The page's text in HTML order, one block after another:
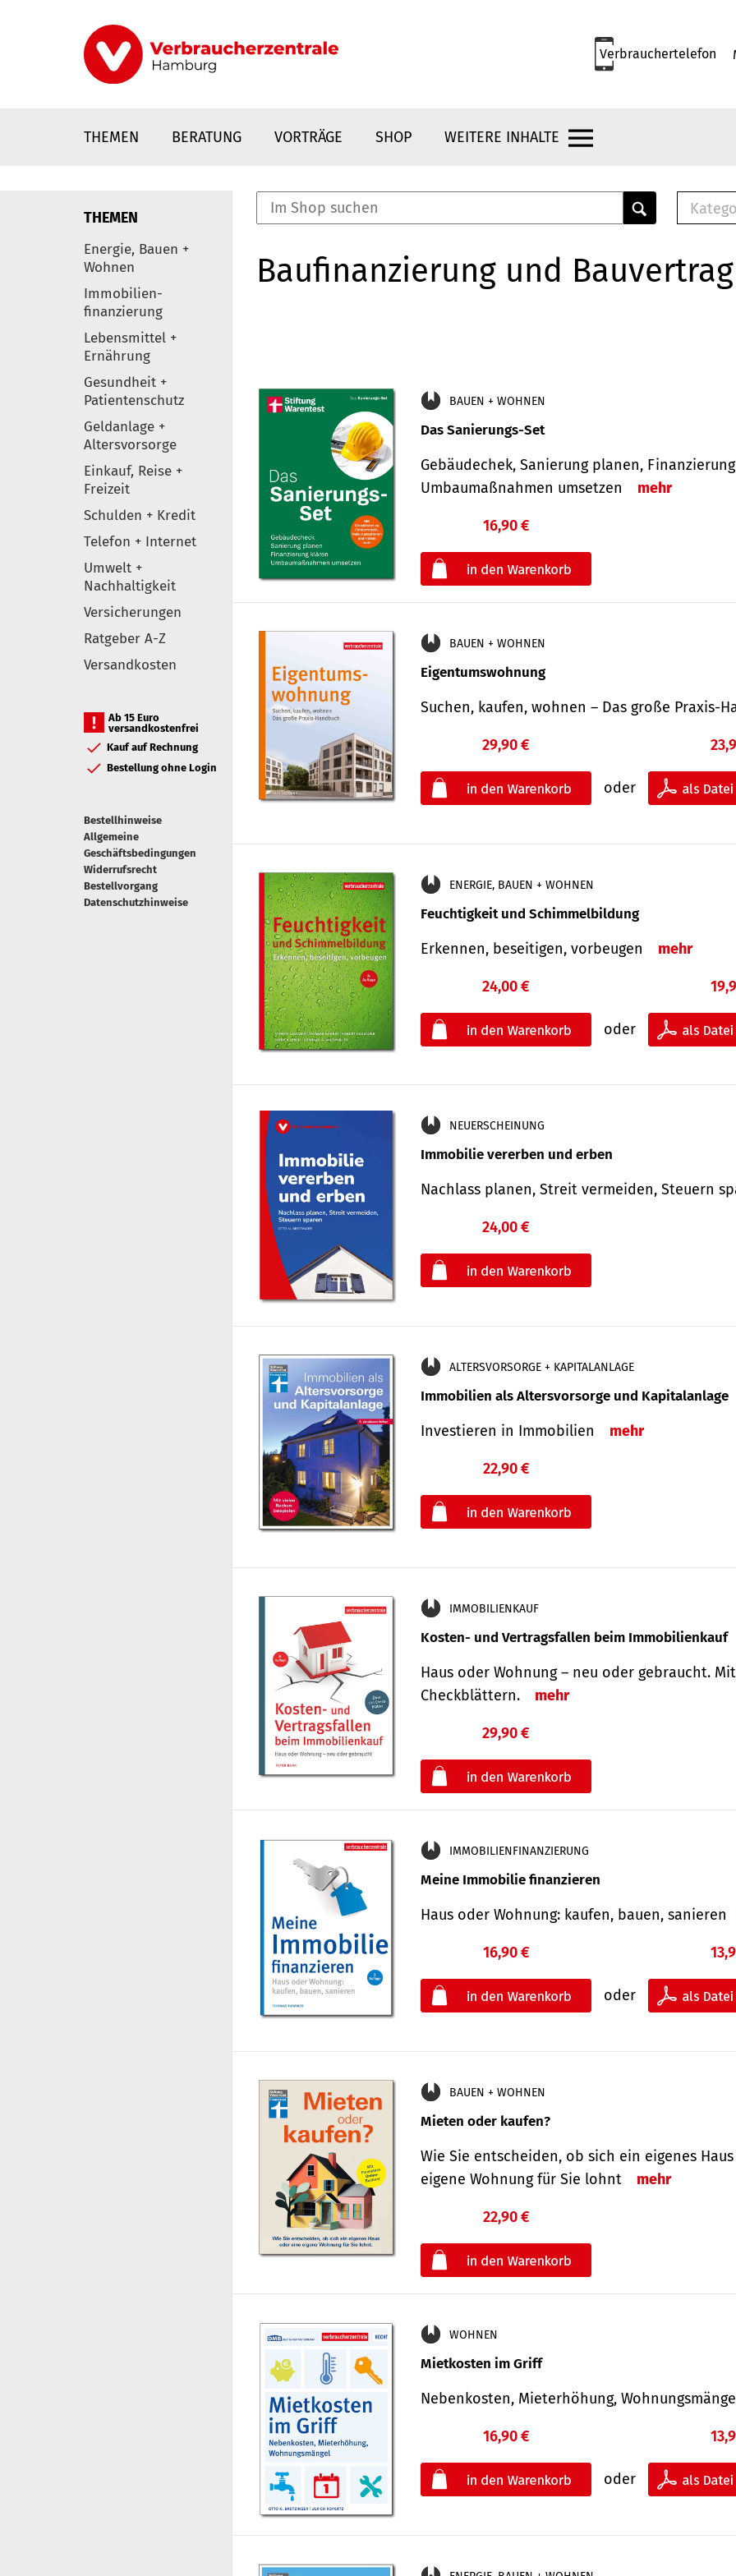
Verbrauchertelefon
THEMEN BERATUNG VORTRÄGE SHOP WEITERE INHALTE
Elemente
THEMEN
Energie, Bauen +
Wohnen
Immobilien-
finanzierung
Lebensmittel +
Ernährung
Gesundheit +
Patientenschutz
Geldanlage +
Altersvorsorge
Einkauf, Reise +
Freizeit
Schulden + Kredit
Telefon + Internet
Umwelt +
Nachhaltigkeit
Versicherungen
Ratgeber A-Z
Versandkosten
Ab 15 Euro
versandkostenfrei
Kauf auf Rechnung
Bestellung ohne Login
Bestellhinweise
Allgemeine
Geschäftsbedingungen
Widerrufsrecht
Bestellvorgang
Datenschutzhinweise
E-
Baufinanzierung und Bauvertrag
BAUEN + WOHNEN
Das Sanierungs-Set
Gebäudechek, Sanierung planen,
Umbaumaßnahmen umsetzen
mehr
16,90 €
BAUEN + WOHNEN
Eigentumswohnung
Suchen, kaufen, wohnen – Das große Praxis-
29,90 €
oder
ENERGIE, BAUEN + WOHNEN
Feuchtigkeit und Schimmelbildung
Erkennen, beseitigen, vorbeugen mehr
24,00 €
oder
NEUERSCHEINUNG
Immobilie vererben und erben
Nachlass planen, Streit vermeiden, Steuern
24,00 €
ALTERSVORSORGE + KAPITALANLAGE
Immobilien als Altersvorsorge und Kapitalanlage
Investieren in Immobilien mehr
22,90 €
IMMOBILIENKAUF
Kosten- und Vertragsfallen beim Immobilienkauf
Haus oder Wohnung – neu oder gebraucht.
Check­blättern.
mehr
29,90 €
IMMOBILIENFINANZIERUNG
Meine Immobilie finanzieren
Haus oder Wohnung: kaufen, bauen, sanieren
16,90 €
oder
BAUEN + WOHNEN
Mieten oder kaufen?
Wie Sie entscheiden, ob sich ein eigenes
eigene Wohnung für Sie lohnt
mehr
22,90 €
WOHNEN
Mietkosten im Griff
Nebenkosten, Mieterhöhung,
16,90 €
oder